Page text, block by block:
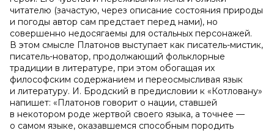
читателю (зачастую, через описание состояния природы
и погоды автор сам предстает перед нами), но
совершенно недосягаемы для остальных персонажей.
В этом смысле Платонов выступает как писатель-мистик,
писатель-новатор, продолжающий фольклорные
традиции в литературе, при этом обогащая их
философским содержанием и переосмысливая язык
и литературу. И. Бродский в предисловии к «Котловану»
напишет: «Платонов говорит о нации, ставшей
в некотором роде жертвой своего языка, а точнее —
о самом языке, оказавшемся способным породить